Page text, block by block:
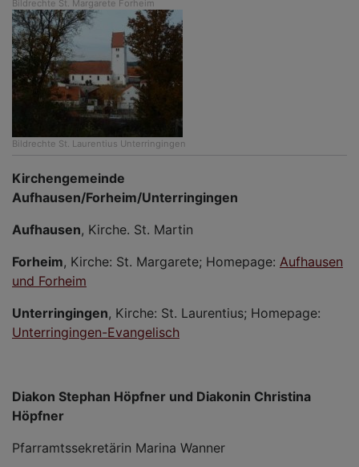
Bildrechte St. Margarete Forheim
Bildrechte St. Laurentius Unterringingen
Kirchengemeinde
Aufhausen/Forheim/Unterringingen
Aufhausen, Kirche. St. Martin
Forheim, Kirche: St. Margarete; Homepage: Aufhausen
und Forheim
Unterringingen, Kirche: St. Laurentius; Homepage:
Unterringingen-Evangelisch
Diakon Stephan Höpfner und Diakonin Christina
Höpfner
Pfarramtssekretärin Marina Wanner